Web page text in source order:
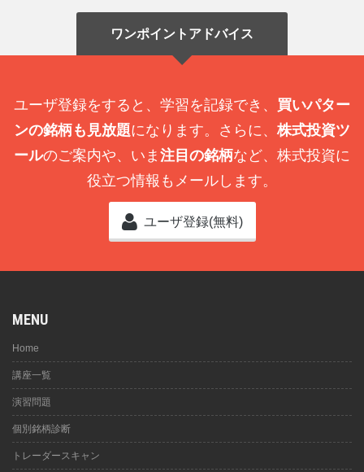
ワンポイントアドバイス
ユーザ登録をすると、学習を記録でき、 買いパター
ンの銘柄も見放題になります。さらに、 株式投資ツ
ールのご案内や、いま 注目の銘柄など、株式投資に
役立つ情報もメールします。
ユーザ登録(無料)
MENU
Home
講座一覧
演習問題
個別銘柄診断
トレーダースキャン